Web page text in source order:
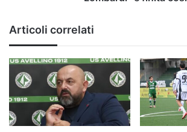
Articoli correlati